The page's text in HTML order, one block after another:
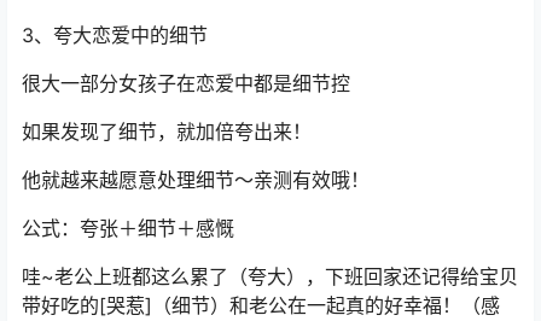
3、夸大恋爱中的细节
很大一部分女孩子在恋爱中都是细节控
如果发现了细节，就加倍夸出来！
他就越来越愿意处理细节～亲测有效哦！
公式：夸张＋细节＋感慨
哇~老公上班都这么累了（夸大），下班回家还记得给宝贝
带好吃的[哭惹]（细节）和老公在一起真的好幸福！（感